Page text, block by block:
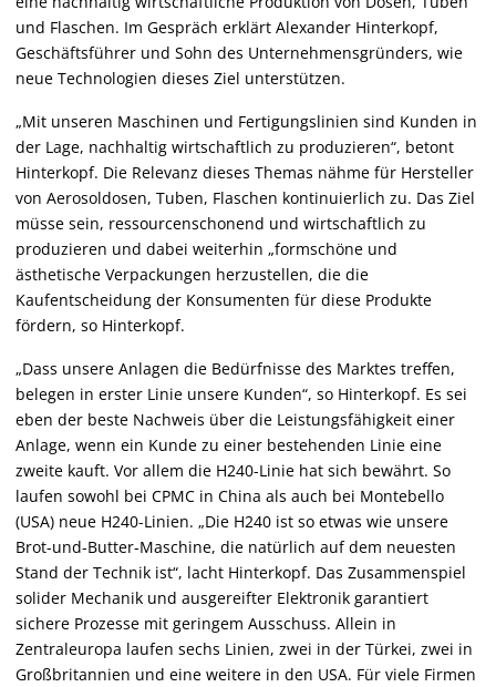
und Flaschen. Im Gespräch erklärt Alexander Hinterkopf,
Geschäftsführer und Sohn des Unternehmensgründers, wie
neue Technologien dieses Ziel unterstützen.
„Mit unseren Maschinen und Fertigungslinien sind Kunden in
der Lage, nachhaltig wirtschaftlich zu produzieren“, betont
Hinterkopf. Die Relevanz dieses Themas nähme für Hersteller
von Aerosoldosen, Tuben, Flaschen kontinuierlich zu. Das Ziel
müsse sein, ressourcenschonend und wirtschaftlich zu
produzieren und dabei weiterhin „formschöne und
ästhetische Verpackungen herzustellen, die die
Kaufentscheidung der Konsumenten für diese Produkte
fördern, so Hinterkopf.
„Dass unsere Anlagen die Bedürfnisse des Marktes treffen,
belegen in erster Linie unsere Kunden“, so Hinterkopf. Es sei
eben der beste Nachweis über die Leistungsfähigkeit einer
Anlage, wenn ein Kunde zu einer bestehenden Linie eine
zweite kauft. Vor allem die H240-Linie hat sich bewährt. So
laufen sowohl bei CPMC in China als auch bei Montebello
(USA) neue H240-Linien. „Die H240 ist so etwas wie unsere
Brot-und-Butter-Maschine, die natürlich auf dem neuesten
Stand der Technik ist“, lacht Hinterkopf. Das Zusammenspiel
solider Mechanik und ausgereifter Elektronik garantiert
sichere Prozesse mit geringem Ausschuss. Allein in
Zentraleuropa laufen sechs Linien, zwei in der Türkei, zwei in
Großbritannien und eine weitere in den USA. Für viele Firmen